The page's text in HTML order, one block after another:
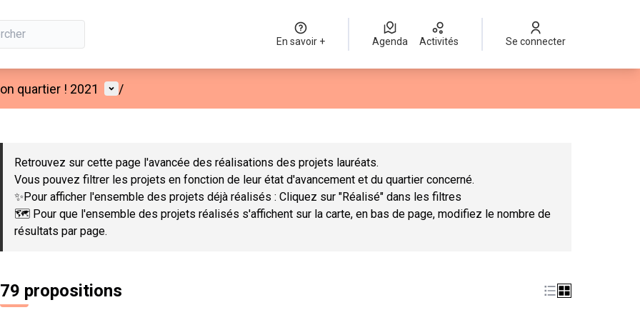
En savoir + Agenda Activités Se connecter
quartier ! 2021 Menu utilisateur
/
la carte
Retrouvez sur cette page l'avancée des réalisations des projets lauréats.
Vous pouvez filtrer les projets en fonction de leur état d'avancement et du quartier concerné.
✨Pour afficher l'ensemble des projets déjà réalisés : Cliquez sur "Réalisé" dans les filtres
🗺️ Pour que l'ensemble des projets réalisés s'affichent sur la carte, en bas de page, modifiez le nombre de
résultats par page.
79 propositions